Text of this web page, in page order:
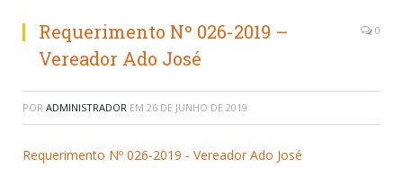
Requerimento Nº 026-2019 –
Vereador Ado José
0
POR ADMINISTRADOR EM 26 DE JUNHO DE 2019
Requerimento Nº 026-2019 - Vereador Ado José